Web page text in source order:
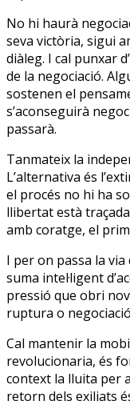
No hi haurà
seva victòria, sigui
diàleg. I cal punxar
de la negociació.
sostenen el
s’aconseguirà
passarà.
Tanmateix la
L’alternativa és
el procés no hi ha
llibertat està
amb coratge, el
I per on passa la via
suma intel·ligent
pressió que obri
ruptura o
Cal mantenir la
revolucionaria, és
context la lluita per
retorn dels exiliats